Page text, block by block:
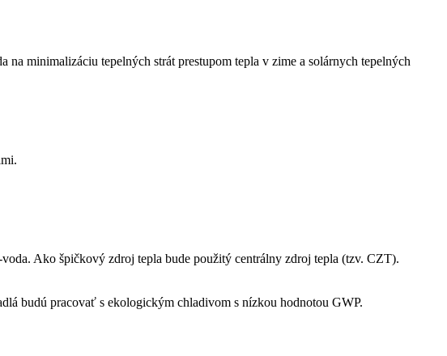
minimalizáciu tepelných strát prestupom tepla v zime a solárnych tepelných
Ako špičkový zdroj tepla bude použitý centrálny zdroj tepla (tzv. CZT).
budú pracovať s ekologickým chladivom s nízkou hodnotou GWP.